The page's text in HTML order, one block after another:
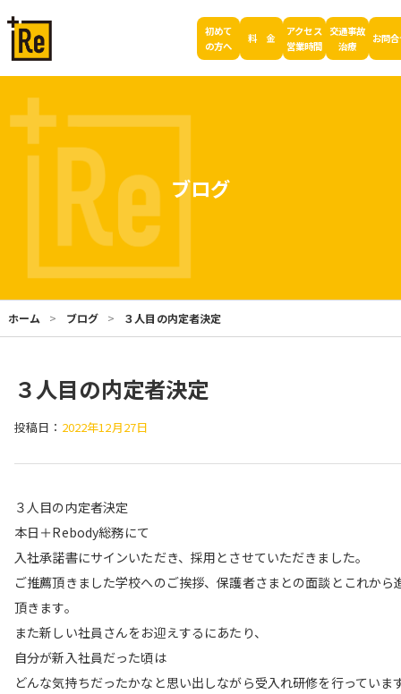
初めて
の方へ
料 金
アクセス
営業時間
交通事故
治療
お問
ブログ
ホーム ブログ ３人目の内定者決定
３人目の内定者決定
投稿日： 2022年12月27日
３人目の内定者決定
本日＋Rebody総務にて
入社承諾書にサインいただき、採用とさせていただきました。
ご推薦頂きました学校へのご挨拶、保護者さまとの面談とこれから
頂きます。
また新しい社員さんをお迎えするにあたり、
自分が新入社員だった頃は
どんな気持ちだったかなと思い出しながら受入れ研修を行っていま